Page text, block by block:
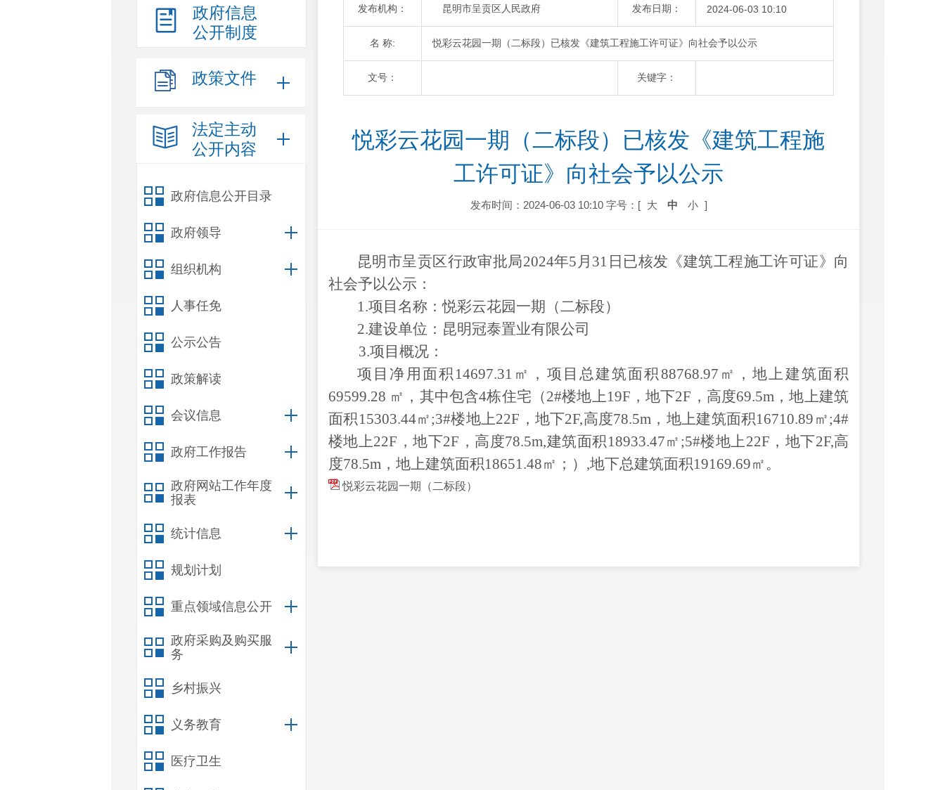
政府信息
公开制度
政策文件
法定主动
公开内容
政府信息公开目录
政府领导
组织机构
人事任免
公示公告
政策解读
会议信息
政府工作报告
政府网站工作年度
报表
统计信息
规划计划
重点领域信息公开
政府采购及购买服
务
乡村振兴
义务教育
医疗卫生
发布机构： 昆明市呈贡区人民政府 发布日期： 2024-06-03 10:10
名 称: 悦彩云花园一期（二标段）已核发《建筑工程施工许可证》向社会予以公示
文号： 关键字：
悦彩云花园一期（二标段）已核发《建筑工程施
工许可证》向社会予以公示
发布时间：2024-06-03 10:10 字号：[ 大 中 小 ]
昆明市呈贡区行政审批局2024年5 月 31 日 已核发《建筑工程施工许可证》 向
社会予以公示：
1.项目名称：悦彩云花园一期（二标段）
2.建设单位： 昆明冠泰置业有限公司
3.项目概况：
项目净用面积14697.31㎡，项目总建筑面积88768.97㎡，地上建筑面积
69599.28 ㎡，其中包含4栋住宅（2#楼地上19F，地下2F，高度69.5m，地上建筑
面积15303.44㎡;3#楼地上22F，地下2F,高度78.5m，地上建筑面积16710.89㎡;4#
楼地上22F，地下2F，高度78.5m,建筑面积18933.47㎡;5#楼地上22F，地下2F,高
度78.5m，地上建筑面积18651.48㎡；）,地下总建筑面积19169.69㎡。
悦彩云花园一期（二标段）